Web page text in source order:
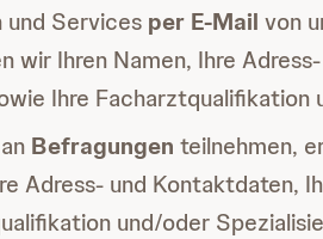
und Services per E-Mail von
wir Ihren Namen, Ihre
Ihre Facharztqualifikation
Befragungen teilnehmen,
Adress- und Kontaktdaten,
und/oder